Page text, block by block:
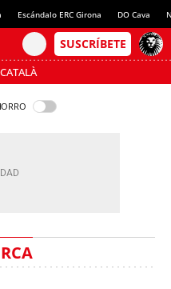
Escándalo ERC Girona DO Cava